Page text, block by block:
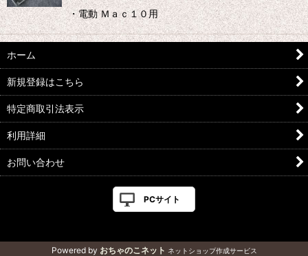
・電動 Ｍａｃ１０用
ホーム
新規登録はこちら
特定商取引法表示
利用詳細
お問い合わせ
PCサイト
Powered by おちゃのこネット ネットショップ作成サービス